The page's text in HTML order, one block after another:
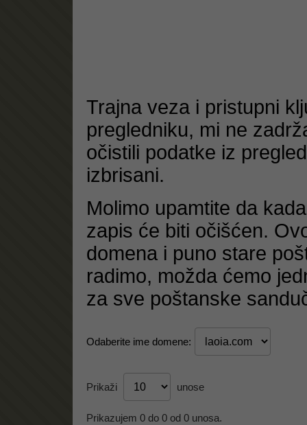
Trajna veza i pristupni
pregledniku, mi ne
očistili podatke iz
izbrisani.
Molimo upamtite da
zapis će biti očišćen.
domena i puno stare
radimo, možda ćemo
za sve poštanske
Odaberite ime domene:
Prikaži unose
Prikazujem 0 do 0 od 0 unosa.